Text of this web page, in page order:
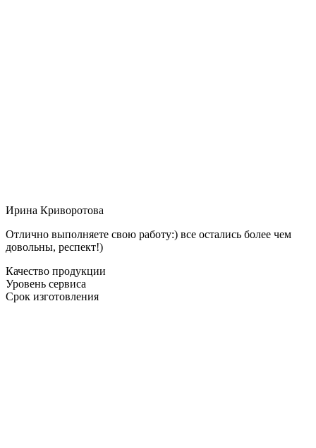
Ирина Криворотова
Отлично выполняете свою работу:) все остались более чем
довольны, респект!)
Качество продукции
Уровень сервиса
Срок изготовления